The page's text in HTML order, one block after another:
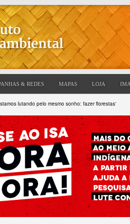
& REDES MAPAS LOJA
lutando pelo mesmo sonho: fazer florestas'